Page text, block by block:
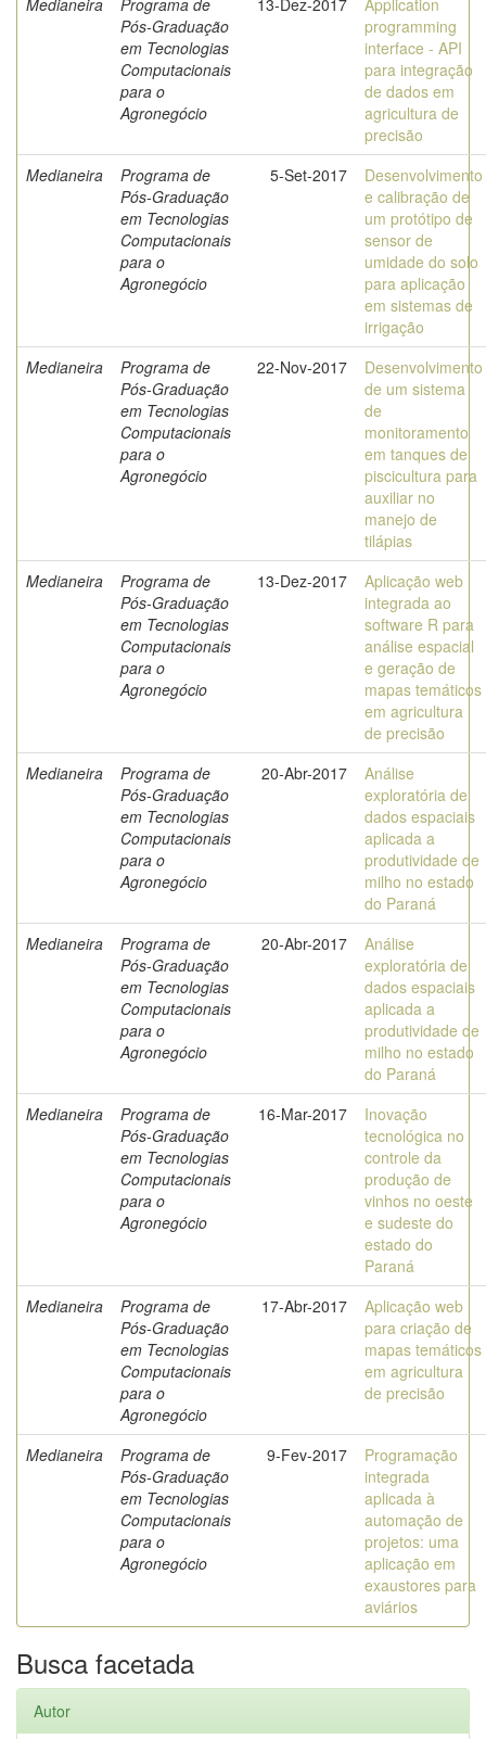
Medianeira
Programa de
Pós-Graduação
em Tecnologias
Computacionais
para o
Agronegócio
13-Dez-2017
Application
programming
interface - API
para integração
de dados em
agricultura de
precisão
Medianeira
Programa de
Pós-Graduação
em Tecnologias
Computacionais
para o
Agronegócio
5-Set-2017
Desenvolvimento
e calibração de
um protótipo de
sensor de
umidade do solo
para aplicação
em sistemas de
irrigação
Medianeira
Programa de
Pós-Graduação
em Tecnologias
Computacionais
para o
Agronegócio
22-Nov-2017
Desenvolvimento
de um sistema
de
monitoramento
em tanques de
piscicultura para
auxiliar no
manejo de
tilápias
Medianeira
Programa de
Pós-Graduação
em Tecnologias
Computacionais
para o
Agronegócio
13-Dez-2017
Aplicação web
integrada ao
software R para
análise espacial
e geração de
mapas temáticos
em agricultura
de precisão
Medianeira
Programa de
Pós-Graduação
em Tecnologias
Computacionais
para o
Agronegócio
20-Abr-2017
Análise
exploratória de
dados espaciais
aplicada a
produtividade de
milho no estado
do Paraná
Medianeira
Programa de
Pós-Graduação
em Tecnologias
Computacionais
para o
Agronegócio
20-Abr-2017
Análise
exploratória de
dados espaciais
aplicada a
produtividade de
milho no estado
do Paraná
Medianeira
Programa de
Pós-Graduação
em Tecnologias
Computacionais
para o
Agronegócio
16-Mar-2017
Inovação
tecnológica no
controle da
produção de
vinhos no oeste
e sudeste do
estado do
Paraná
Medianeira
Programa de
Pós-Graduação
em Tecnologias
Computacionais
para o
Agronegócio
17-Abr-2017
Aplicação web
para criação de
mapas temáticos
em agricultura
de precisão
Medianeira
Programa de
Pós-Graduação
em Tecnologias
Computacionais
para o
Agronegócio
9-Fev-2017
Programação
integrada
aplicada à
automação de
projetos: uma
aplicação em
exaustores para
aviários
Busca facetada
Autor